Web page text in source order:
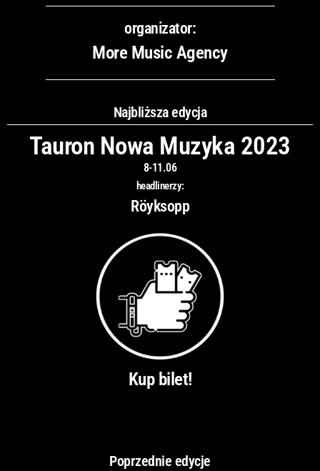
organizator:
More Music Agency
Najbliższa edycja
Tauron Nowa Muzyka 2023
8-11.06
headlinerzy:
Röyksopp
Kup bilet!
Poprzednie edycje